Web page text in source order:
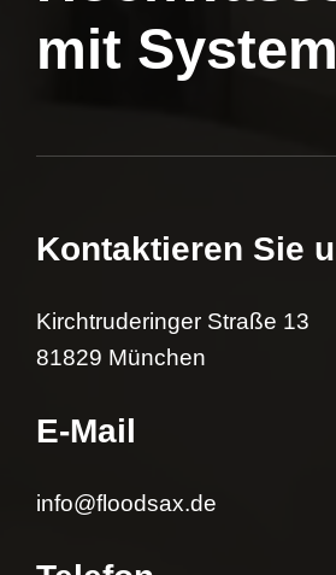
mit System
Kontaktieren Sie
Kirchtruderinger Straße 13
81829 München
E-Mail
info@floodsax.de